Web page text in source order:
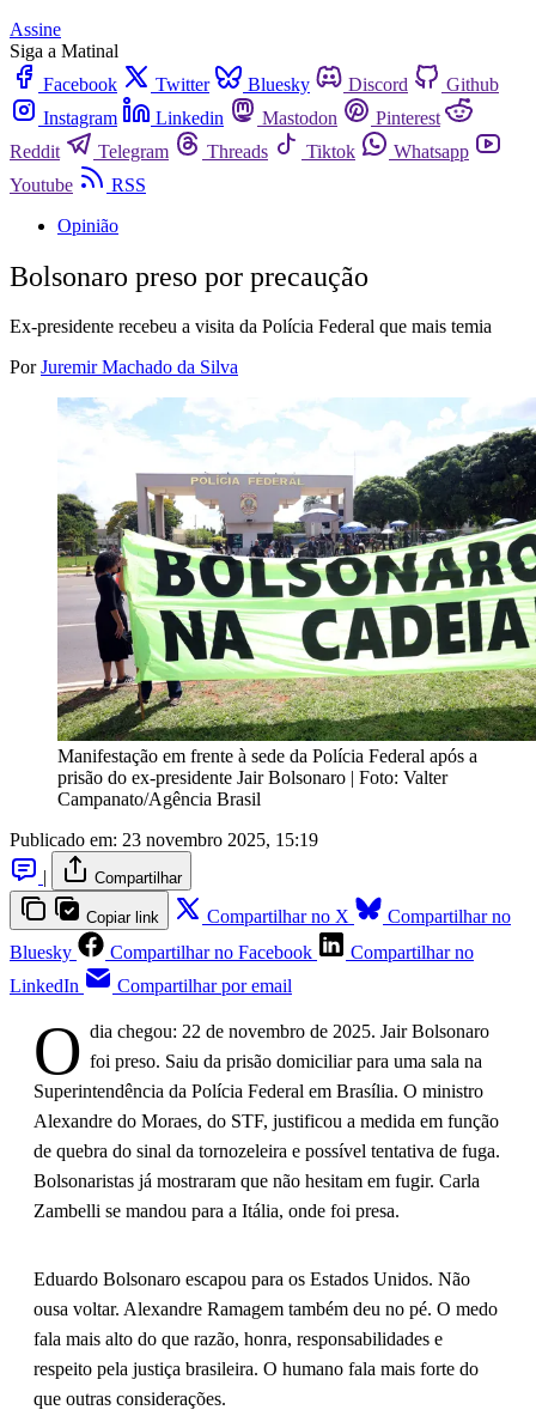
Assine
Siga a Matinal
Facebook
Twitter Bluesky Discord
Github
Instagram
Linkedin Mastodon
Pinterest
Reddit
Telegram Threads Tiktok
Whatsapp
Youtube
RSS
Opinião
Bolsonaro preso por precaução
Ex-presidente recebeu a visita da Polícia Federal que mais temia
Por Juremir Machado da Silva
Manifestação em frente à sede da Polícia Federal após a
prisão do ex-presidente Jair Bolsonaro | Foto: Valter
Campanato/Agência Brasil
Publicado em: 23 novembro 2025, 15:19
|
Compartilhar
Copiar link Compartilhar no X
Compartilhar no
Bluesky
Compartilhar no Facebook
Compartilhar no
LinkedIn
Compartilhar por email
O dia chegou: 22 de novembro de 2025. Jair Bolsonaro
foi preso. Saiu da prisão domiciliar para uma sala na
Superintendência da Polícia Federal em Brasília. O ministro
Alexandre do Moraes, do STF, justificou a medida em função
de quebra do sinal da tornozeleira e possível tentativa de fuga.
Bolsonaristas já mostraram que não hesitam em fugir. Carla
Zambelli se mandou para a Itália, onde foi presa.
Eduardo Bolsonaro escapou para os Estados Unidos. Não
ousa voltar. Alexandre Ramagem também deu no pé. O medo
fala mais alto do que razão, honra, responsabilidades e
respeito pela justiça brasileira. O humano fala mais forte do
que outras considerações.